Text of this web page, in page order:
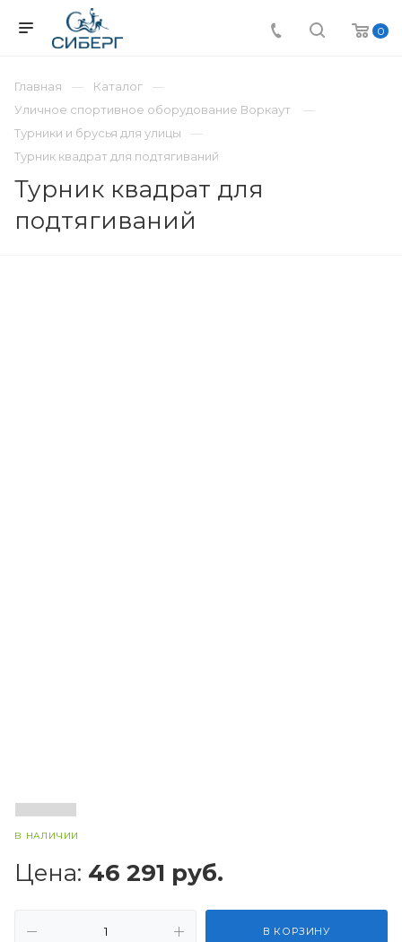
0
Главная
Каталог
Уличное спортивное оборудование Воркаут
Турники и брусья для улицы
Турник квадрат для подтягиваний
Турник квадрат для
подтягиваний
В НАЛИЧИИ
Цена: 46 291 руб.
В КОРЗИНУ